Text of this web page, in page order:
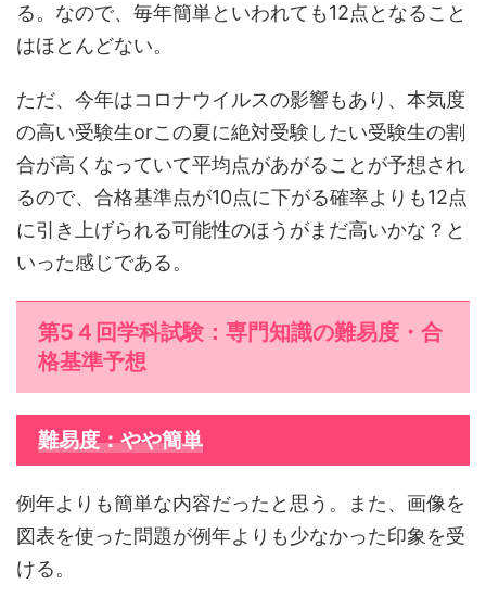
る。なので、毎年簡単といわれても12点となること
はほとんどない。
ただ、今年はコロナウイルスの影響もあり、本気度
の高い受験生orこの夏に絶対受験したい受験生の割
合が高くなっていて平均点があがることが予想され
るので、合格基準点が10点に下がる確率よりも12点
に引き上げられる可能性のほうがまだ高いかな？と
いった感じである。
第5４回学科試験：専門知識の難易度・合
格基準予想
難易度：やや簡単
例年よりも簡単な内容だったと思う。また、画像を
図表を使った問題が例年よりも少なかった印象を受
ける。